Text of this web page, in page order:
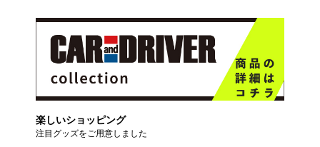
楽しいショッピング
注目グッズをご用意しました